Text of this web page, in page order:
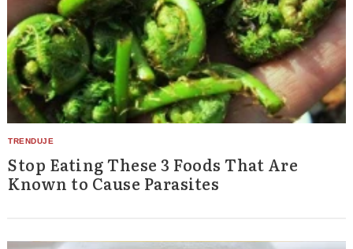
Stop Eating These 3 Foods That Are
Known to Cause Parasites